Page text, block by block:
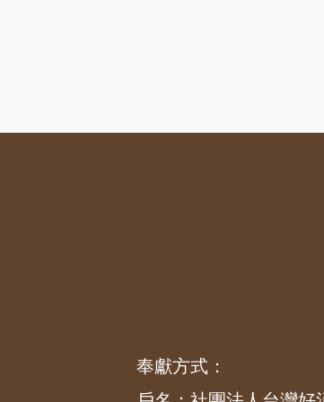
奉獻方式：